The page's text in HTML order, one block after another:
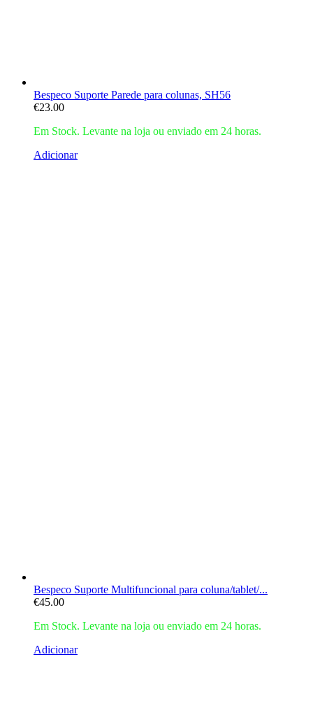
Bespeco Suporte Parede para colunas, SH56
€23.00
Em Stock. Levante na loja ou enviado em 24 horas.
Adicionar
Bespeco Suporte Multifuncional para coluna/tablet/...
€45.00
Em Stock. Levante na loja ou enviado em 24 horas.
Adicionar